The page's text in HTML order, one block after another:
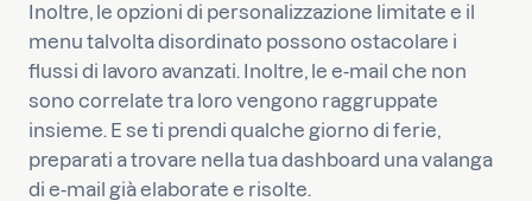
Inoltre, le opzioni di personalizzazione limitate e il
menu talvolta disordinato possono ostacolare i
flussi di lavoro avanzati. Inoltre, le e-mail che non
sono correlate tra loro vengono raggruppate
insieme. E se ti prendi qualche giorno di ferie,
preparati a trovare nella tua dashboard una valanga
di e-mail già elaborate e risolte.